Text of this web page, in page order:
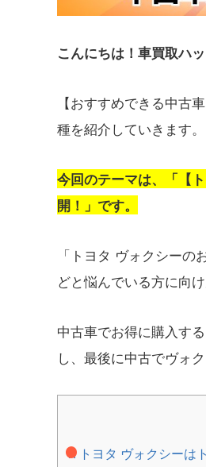
こんにちは！車買取ハ
【おすすめできる中古
種を紹介していきます。
今回のテーマは、「【
開！」です。
「トヨタ ヴォクシー
どと悩んでいる方に向
中古車でお得に購入す
し、最後に中古でヴォ
1.トヨタ ヴォクシーは